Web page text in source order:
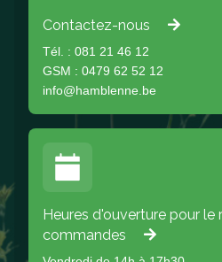
Contactez-nous
Tél. : 081 21 46 12
GSM : 0479 62 52 12
info@hamblenne.be
Heures d'ouverture pour le
commandes